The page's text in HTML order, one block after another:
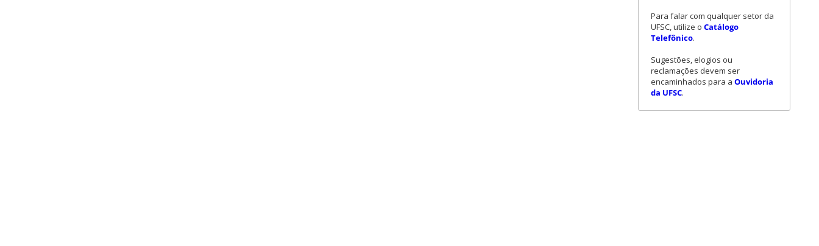
Para falar com qualquer setor da
UFSC, utilize o Catálogo
Telefônico.
Sugestões, elogios ou
reclamações devem ser
encaminhados para a Ouvidoria
da UFSC.